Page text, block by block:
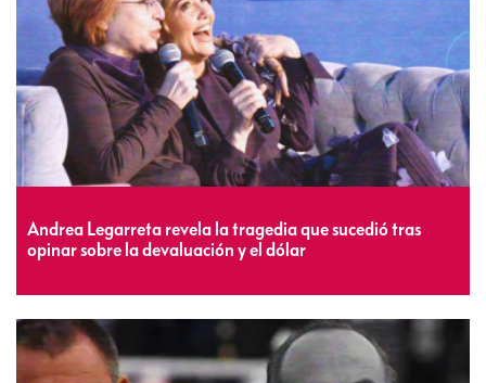
Andrea Legarreta revela la tragedia que sucedió tras
opinar sobre la devaluación y el dólar